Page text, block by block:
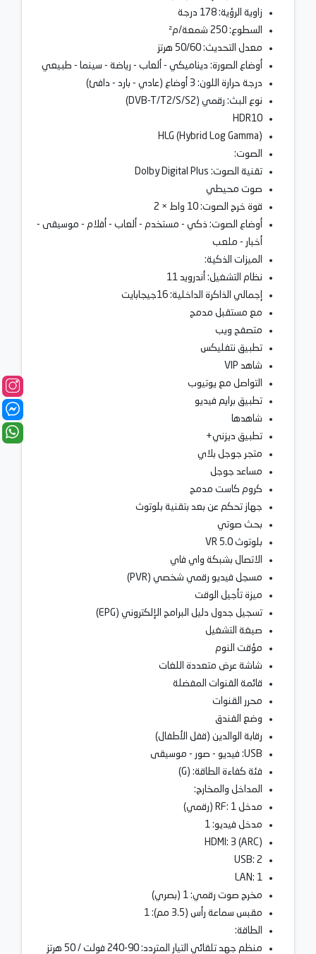
زاوية الرؤية: 178 درجة
السطوع: 250 شمعة/م²
معدل التحديث: 50/60 هرتز
أوضاع الصورة: ديناميكي - ألعاب - رياضة - سينما - طبيعي
درجة حرارة اللون: 3 أوضاع (عادي - بارد - دافئ)
نوع البث: رقمي (DVB-T/T2/S/S2)
HDR10
HLG (Hybrid Log Gamma)
الصوت:
تقنية الصوت: Dolby Digital Plus
صوت محيطي
قوة خرج الصوت: 10 واط × 2
أوضاع الصوت: ذكي - مستخدم - ألعاب - أفلام - موسيقى -
أخبار - ملعب
الميزات الذكية:
نظام التشغيل: أندرويد 11
إجمالي الذاكرة الداخلية: 16جيجابايت
مع مستقبل مدمج
متصفح ويب
تطبيق نتفليكس
شاهد VIP
التواصل مع يوتيوب
تطبيق برايم فيديو
شاهدها
تطبيق ديزني+
متجر جوجل بلاي
مساعد جوجل
كروم كاست مدمج
جهاز تحكم عن بعد بتقنية بلوتوث
بحث صوتي
بلوتوث VR 5.0
الاتصال بشبكة واي فاي
مسجل فيديو رقمي شخصي (PVR)
ميزة تأجيل الوقت
تسجيل جدول دليل البرامج الإلكتروني (EPG)
صيغة التشغيل
مؤقت النوم
شاشة عرض متعددة اللغات
قائمة القنوات المفضلة
محرر القنوات
وضع الفندق
رقابة الوالدين (قفل الأطفال)
USB: فيديو - صور - موسيقى
فئة كفاءة الطاقة: (G)
المداخل والمخارج:
مدخل RF: 1 (رقمي)
مدخل فيديو: 1
HDMI: 3 (ARC)
USB: 2
LAN: 1
مخرج صوت رقمي: 1 (بصري)
مقبس سماعة رأس (3.5 مم): 1
الطاقة:
منظم جهد تلقائي التيار المتردد: 90-240 فولت / 50 هرتز